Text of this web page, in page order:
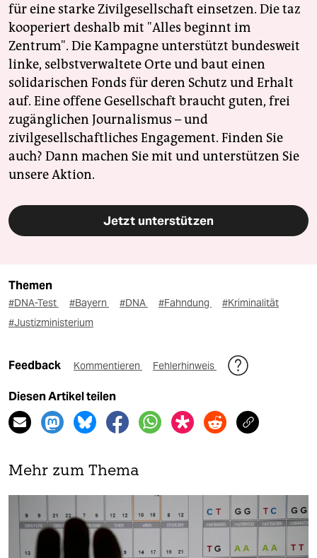
für eine starke Zivilgesellschaft einsetzen. Die taz
kooperiert deshalb mit "Alles beginnt im
Zentrum". Die Kampagne unterstützt bundesweit
linke, selbstverwaltete Orte und baut einen
solidarischen Fonds für deren Schutz und Erhalt
auf. Eine offene Gesellschaft braucht guten, frei
zugänglichen Journalismus – und
zivilgesellschaftliches Engagement. Finden Sie
auch? Dann machen Sie mit und unterstützen Sie
unsere Aktion.
Jetzt unterstützen
Themen
#DNA-Test #Bayern #DNA #Fahndung
#Kriminalität
#Justizministerium
Feedback Kommentieren Fehlerhinweis
Diesen Artikel teilen
Mehr zum Thema